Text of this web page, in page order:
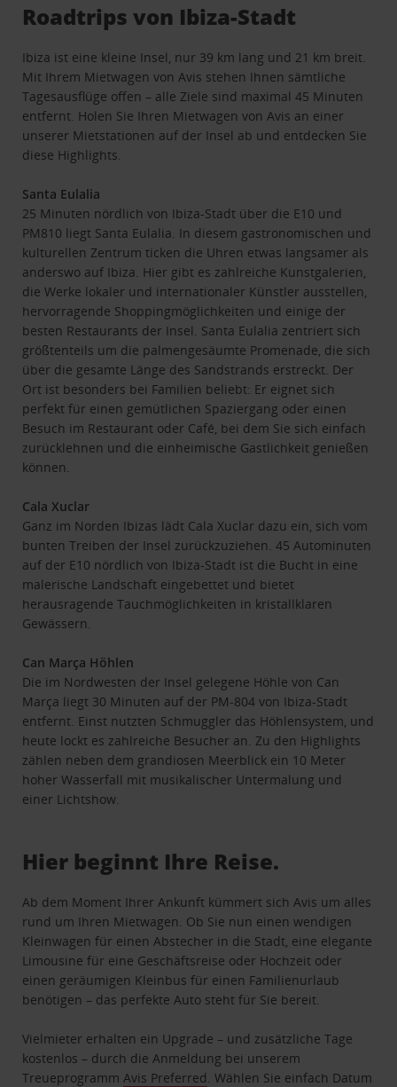
Roadtrips von Ibiza-Stadt
Ibiza ist eine kleine Insel, nur 39 km lang und 21 km breit.
Mit Ihrem Mietwagen von Avis stehen Ihnen sämtliche
Tagesausflüge offen – alle Ziele sind maximal 45 Minuten
entfernt. Holen Sie Ihren Mietwagen von Avis an einer
unserer Mietstationen auf der Insel ab und entdecken Sie
diese Highlights.
Santa Eulalia
25 Minuten nördlich von Ibiza-Stadt über die E10 und
PM810 liegt Santa Eulalia. In diesem gastronomischen und
kulturellen Zentrum ticken die Uhren etwas langsamer als
anderswo auf Ibiza. Hier gibt es zahlreiche Kunstgalerien,
die Werke lokaler und internationaler Künstler ausstellen,
hervorragende Shoppingmöglichkeiten und einige der
besten Restaurants der Insel. Santa Eulalia zentriert sich
größtenteils um die palmengesäumte Promenade, die sich
über die gesamte Länge des Sandstrands erstreckt. Der
Ort ist besonders bei Familien beliebt: Er eignet sich
perfekt für einen gemütlichen Spaziergang oder einen
Besuch im Restaurant oder Café, bei dem Sie sich einfach
zurücklehnen und die einheimische Gastlichkeit genießen
können.
Cala Xuclar
Ganz im Norden Ibizas lädt Cala Xuclar dazu ein, sich vom
bunten Treiben der Insel zurückzuziehen. 45 Autominuten
auf der E10 nördlich von Ibiza-Stadt ist die Bucht in eine
malerische Landschaft eingebettet und bietet
herausragende Tauchmöglichkeiten in kristallklaren
Gewässern.
Can Marça Höhlen
Die im Nordwesten der Insel gelegene Höhle von Can
Marça liegt 30 Minuten auf der PM-804 von Ibiza-Stadt
entfernt. Einst nutzten Schmuggler das Höhlensystem, und
heute lockt es zahlreiche Besucher an. Zu den Highlights
zählen neben dem grandiosen Meerblick ein 10 Meter
hoher Wasserfall mit musikalischer Untermalung und
einer Lichtshow.
Hier beginnt Ihre Reise.
Ab dem Moment Ihrer Ankunft kümmert sich Avis um alles
rund um Ihren Mietwagen. Ob Sie nun einen wendigen
Kleinwagen für einen Abstecher in die Stadt, eine elegante
Limousine für eine Geschäftsreise oder Hochzeit oder
einen geräumigen Kleinbus für einen Familienurlaub
benötigen – das perfekte Auto steht für Sie bereit.
Vielmieter erhalten ein Upgrade – und zusätzliche Tage
kostenlos – durch die Anmeldung bei unserem
Treueprogramm Avis Preferred . Wählen Sie einfach Datum